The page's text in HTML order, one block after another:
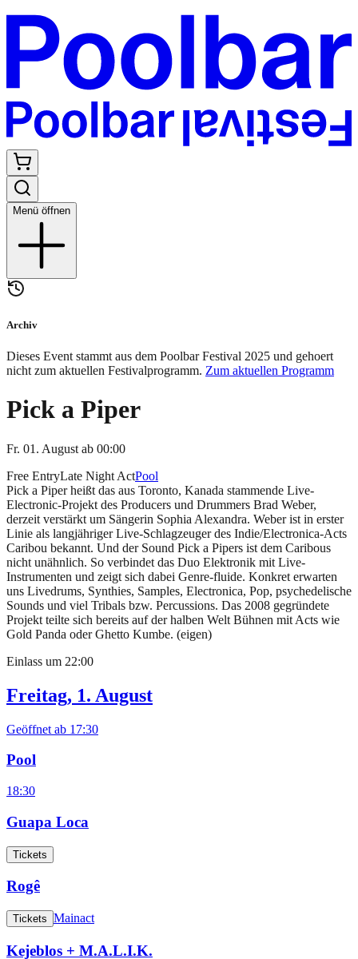
Menü öffnen
Archiv
Dieses Event stammt aus dem Poolbar Festival 2025 und gehoert
nicht zum aktuellen Festivalprogramm. Zum aktuellen Programm
Pick a Piper
Fr. 01. August ab 00:00
Free EntryLate Night ActPool
Pick a Piper heißt das aus Toronto, Kanada stammende Live-
Electronic-Projekt des Producers und Drummers Brad Weber,
derzeit verstärkt um Sängerin Sophia Alexandra. Weber ist in erster
Linie als langjähriger Live-Schlagzeuger des Indie/Electronica-Acts
Caribou bekannt. Und der Sound Pick a Pipers ist dem Caribous
nicht unähnlich. So verbindet das Duo Elektronik mit Live-
Instrumenten und zeigt sich dabei Genre-fluide. Konkret erwarten
uns Livedrums, Synthies, Samples, Electronica, Pop, psychedelische
Sounds und viel Tribals bzw. Percussions. Das 2008 gegründete
Projekt teilte sich bereits auf der halben Welt Bühnen mit Acts wie
Gold Panda oder Ghetto Kumbe. (eigen)
Einlass um 22:00
Freitag, 1. August
Geöffnet ab 17:30
Pool
18:30
Guapa Loca
Tickets
Rogê
Tickets Mainact
Kejeblos + M.A.L.I.K.